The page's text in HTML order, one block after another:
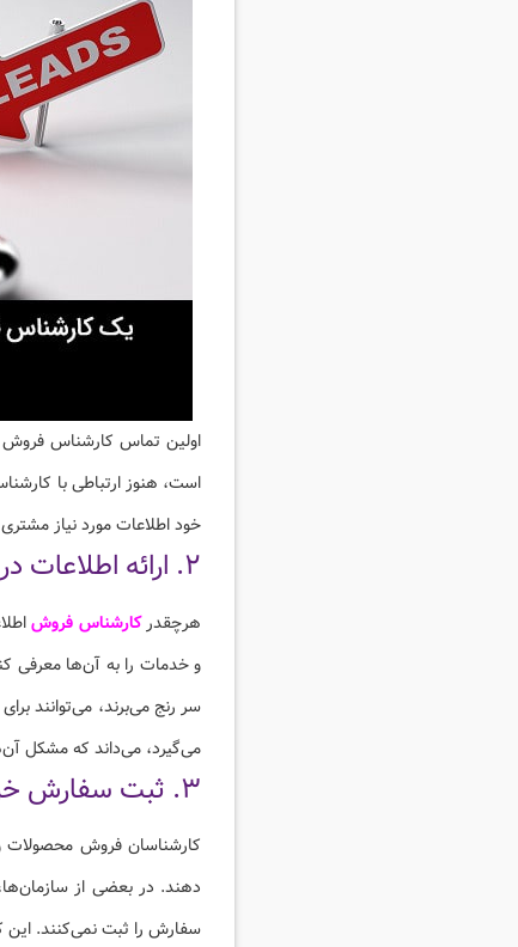
اولین تماس کارشناس فروش
است، هنوز ارتباطی با
خود اطلاعات مورد نیاز
۲. ارائه اطلاعات درباره محصولات و کسب‌وکار و آگاه‌سازی مشتریان
هرچقدرکارشناس فروش
و خدمات را به آن‌ها معرفی
سر رنج می‌برند، می‌توانند
می‌گیرد، می‌داند که مشکل
۳. ثبت سفارش خرید
کارشناسان فروش محصولات
دهند. در بعضی از
سفارش را ثبت نمی‌کنند. این